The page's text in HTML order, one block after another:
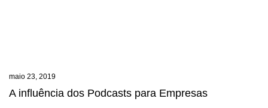
maio 23, 2019
A influência dos Podcasts para Empresas